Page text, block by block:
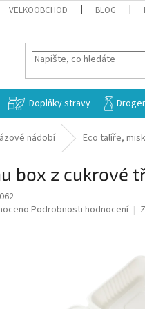
VELKOOBCHOD BLOG
Doplňky stravy
nádobí Eco talíře,
box z cukrové
Podrobnosti hodnocení